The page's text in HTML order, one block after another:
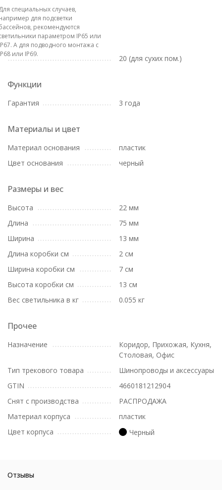
специальных случаев,
для подсветки
рекомендуются
параметром IP65 или
А для подводного монтажа с
или IP69.
20 (для сухих пом.)
Функции
Гарантия 3 года
Материалы и цвет
Материал основания
пластик
Цвет основания
черный
Размеры и вес
Высота
22 мм
Длина
75 мм
Ширина
13 мм
Длина коробки см
2 см
Ширина коробки см
7 см
Высота коробки см
13 см
Вес светильника в кг
0.055 кг
Прочее
Назначение
Коридор, Прихожая, Кухня,
Столовая, Офис
Тип трекового товара
Шинопроводы и аксессуары
GTIN
4660181212904
Снят с производства
РАСПРОДАЖА
Материал корпуса
пластик
Цвет корпуса
Черный
Отзывы